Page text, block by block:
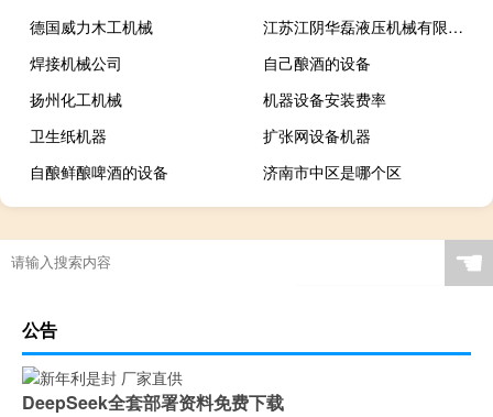
德国威力木工机械
江苏江阴华磊液压机械有限公司
焊接机械公司
自己酿酒的设备
扬州化工机械
机器设备安装费率
卫生纸机器
扩张网设备机器
自酿鲜酿啤酒的设备
济南市中区是哪个区
☚
公告
DeepSeek全套部署资料免费下载